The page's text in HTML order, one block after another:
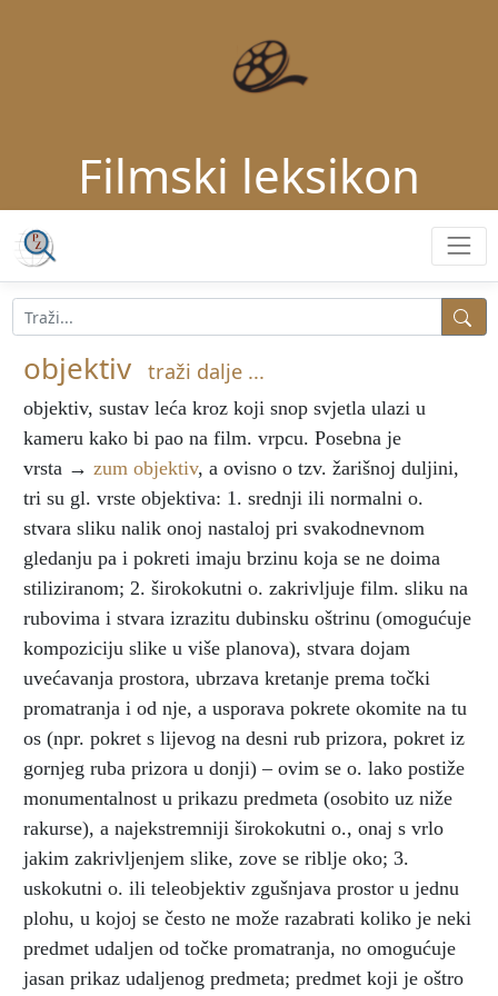
Filmski leksikon
objektiv traži dalje ...
objektiv, sustav leća kroz koji snop svjetla ulazi u
kameru kako bi pao na film. vrpcu. Posebna je
vrsta → zum objektiv, a ovisno o tzv. žarišnoj duljini,
tri su gl. vrste objektiva: 1. srednji ili normalni o.
stvara sliku nalik onoj nastaloj pri svakodnevnom
gledanju pa i pokreti imaju brzinu koja se ne doima
stiliziranom; 2. širokokutni o. zakrivljuje film. sliku na
rubovima i stvara izrazitu dubinsku oštrinu (omogućuje
kompoziciju slike u više planova), stvara dojam
uvećavanja prostora, ubrzava kretanje prema točki
promatranja i od nje, a usporava pokrete okomite na tu
os (npr. pokret s lijevog na desni rub prizora, pokret iz
gornjeg ruba prizora u donji) – ovim se o. lako postiže
monumentalnost u prikazu predmeta (osobito uz niže
rakurse), a najekstremniji širokokutni o., onaj s vrlo
jakim zakrivljenjem slike, zove se riblje oko; 3.
uskokutni o. ili teleobjektiv zgušnjava prostor u jednu
plohu, u kojoj se često ne može razabrati koliko je neki
predmet udaljen od točke promatranja, no omogućuje
jasan prikaz udaljenog predmeta; predmet koji je oštro